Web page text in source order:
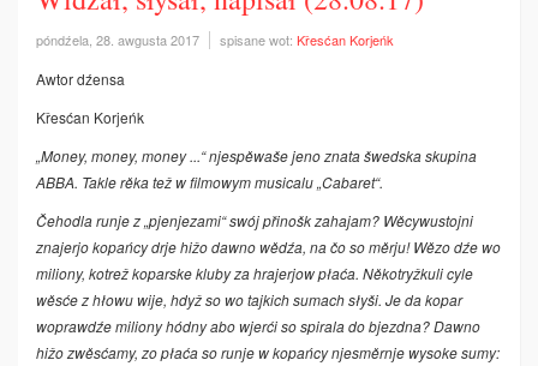
póndźela, 28. awgusta 2017 spisane wot: Křesćan Korjeńk
Awtor dźensa
Křesćan Korjeńk
„Money, money, money ...“ njespěwaše jeno znata šwedska skupina
ABBA. Takle rěka tež w filmowym musicalu „Cabaret“.
Čehodla runje z „pjenjezami“ swój přinošk zahajam? Wěcywustojni
znajerjo kopańcy­ drje hižo dawno wědźa, na čo so­ měrju! Wězo dźe wo
miliony, kotrež koparske kluby za hrajerjow płaća. Ně­kotryžkuli cyle
wěsće z hłowu wije, hdyž so wo tajkich sumach słyši. Je da kopar
woprawdźe miliony hódny abo wjerći so spirala do bjezdna? Dawno
hižo zwě­sćamy, zo płaća so runje w kopańcy njesměrnje wysoke sumy: